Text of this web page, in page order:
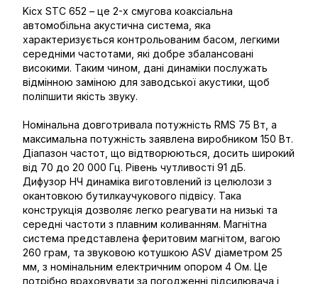
Kicx STC 652 – це 2-х смугова коаксіальна
автомобільна акустична система, яка
характеризується контрольованим басом, легкими
середніми частотами, які добре збалансовані
високими. Таким чином, дані динаміки послужать
відмінною заміною для заводської акустики, щоб
поліпшити якість звуку.
Номінальна довготривала потужність RMS 75 Вт, а
максимальна потужність заявлена виробником 150 Вт.
Діапазон частот, що відтворюються, досить широкий
від 70 до 20 000 Гц. Рівень чутливості 91 дБ.
Дифузор НЧ динаміка виготовлений із целюлози з
окантовкою бутилкаучукового підвісу. Така
конструкція дозволяє легко реагувати на низькі та
середні частоти з плавним коливанням. Магнітна
система представлена феритовим магнітом, вагою
260 грам, та звуковою котушкою ASV діаметром 25
мм, з номінальним електричним опором 4 Ом. Це
потрібно враховувати за погодженні підсилювача і